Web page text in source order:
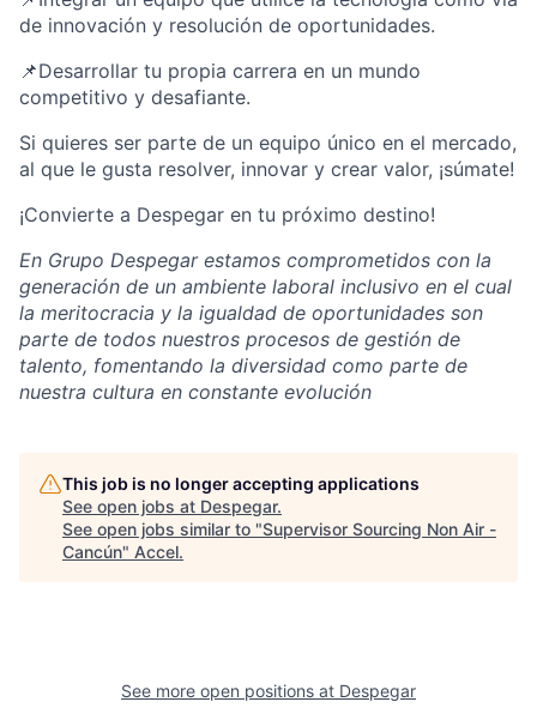
de innovación y resolución de oportunidades.
📌Desarrollar tu propia carrera en un mundo
competitivo y desafiante.
Si quieres ser parte de un equipo único en el mercado,
al que le gusta resolver, innovar y crear valor, ¡súmate!
¡Convierte a Despegar en tu próximo destino!
En Grupo Despegar estamos comprometidos con la
generación de un ambiente laboral inclusivo en el cual
la meritocracia y la igualdad de oportunidades son
parte de todos nuestros procesos de gestión de
talento, fomentando la diversidad como parte de
nuestra cultura en constante evolución
This job is no longer accepting applications
See open jobs at Despegar.
See open jobs similar to "Supervisor Sourcing Non Air -
Cancún" Accel.
See more open positions at Despegar